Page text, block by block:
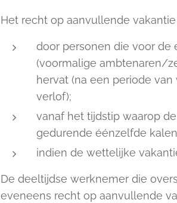
Het recht op aanvullende
door personen die voor de
(voormalige ambtenaren/
hervat (na een periode
verlof);
vanaf het tijdstip waarop
gedurende éénzelfde
indien de wettelijke
De deeltijdse werknemer die
eveneens recht op aanvullende